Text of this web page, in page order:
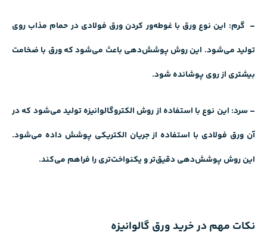
– گرم: این نوع ورق با غوطه‌ور کردن ورق فولادی در حمام مذاب روی
تولید می‌شود. این روش پوشش‌دهی باعث می‌شود که ورق با ضخامت
بیشتری از روی پوشانده شود.
– سرد: این نوع با استفاده از روش الکتروگالوانیزه تولید می‌شود که در
آن ورق فولادی با استفاده از جریان الکتریکی پوشش داده می‌شود.
این روش پوشش‌دهی دقیق‌تر و یکنواخت‌تری را فراهم می‌کند.
نکات مهم در خرید ورق گالوانیزه